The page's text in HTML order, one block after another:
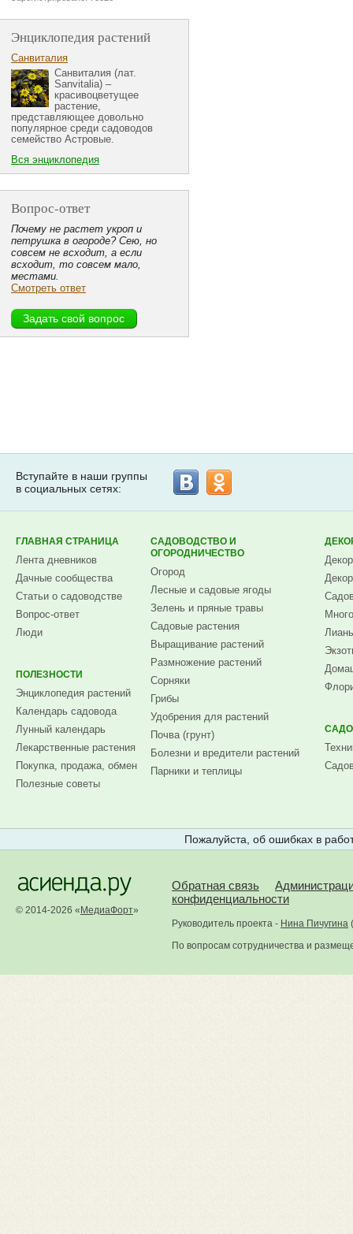
Энциклопедия растений
Санвиталия
Санвиталия (лат.
Sanvitalia) –
красивоцветущее
растение,
представляющее довольно
популярное среди садоводов
семейство Астровые.
Вся энциклопедия
Вопрос-ответ
Почему не растет укроп и
петрушка в огороде? Сею, но
совсем не всходит, а если
всходит, то совсем мало,
местами.
Смотреть ответ
Вступайте в наши группы
в социальных сетях:
ГЛАВНАЯ СТРАНИЦА
Лента дневников
Дачные сообщества
Статьи о садоводстве
Вопрос-ответ
Люди
ПОЛЕЗНОСТИ
Энциклопедия растений
Календарь садовода
Лунный календарь
Лекарственные растения
Покупка, продажа, обмен
Полезные советы
САДОВОДСТВО И
ОГОРОДНИЧЕСТВО
Огород
Лесные и садовые ягоды
Зелень и пряные травы
Садовые растения
Выращивание растений
Размножение растений
Сорняки
Грибы
Удобрения для растений
Почва (грунт)
Болезни и вредители растений
Парники и теплицы
Пожалуйста, об ошибках в
© 2014-2026 « МедиаФорт»
Обратная связь
конфиденциальности
Руководитель проекта - Нина Пичугина (
По вопросам сотрудничества и